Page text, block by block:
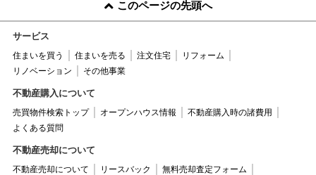
このページの先頭へ
サービス
住まいを買う 住まいを売る 注文住宅
リフォーム
リノベーション
その他事業
不動産購入について
売買物件検索トップ オープンハウス情報
不動産購入時の諸費用
よくある質問
不動産売却について
不動産売却について リースバック
無料売却査定フォーム